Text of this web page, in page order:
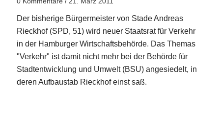
Der bisherige Bürgermeister von Stade Andreas
Rieckhof (SPD, 51) wird neuer Staatsrat für Verkehr
in der Hamburger Wirtschaftsbehörde. Das Themas
"Verkehr" ist damit nicht mehr bei der Behörde für
Stadtentwicklung und Umwelt (BSU) angesiedelt, in
deren Aufbaustab Rieckhof einst saß.